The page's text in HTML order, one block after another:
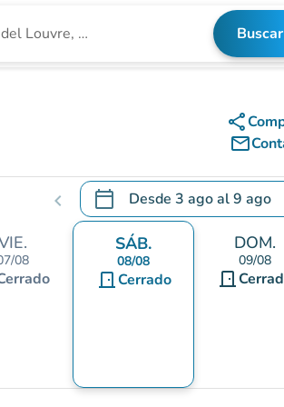
Buscar
share
mail_outline
chevron_left calendar_today Desde 3 agoal9 ago
.Abra el calendario para
08
SÁB.
08/08
door_front Cerrado
DOM.
09/08
door_front